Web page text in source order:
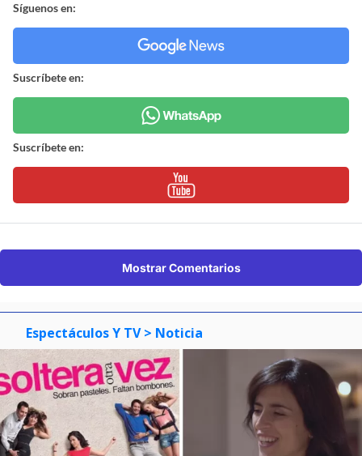
Síguenos en:
Suscríbete en:
Suscríbete en:
Mostrar Comentarios
Espectáculos Y TV > Noticia